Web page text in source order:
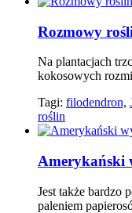
Rozmowy
Na plantacjach
kokosowych
Tagi: filodendron,
roślin
Amerykański
Jest także bardzo
paleniem